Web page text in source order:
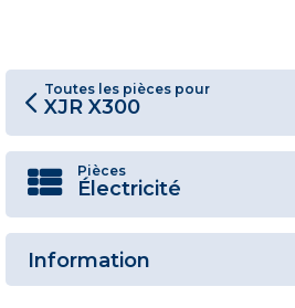
Toutes les pièces pour
XJR X300
Pièces
Électricité
Information